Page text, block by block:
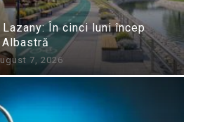
Lazany: În cinci luni încep
7, 2026